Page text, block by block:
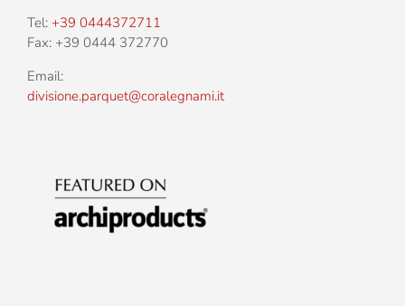
Tel: +39 0444372711
Fax: +39 0444 372770
Email:
divisione.parquet@coralegnami.it